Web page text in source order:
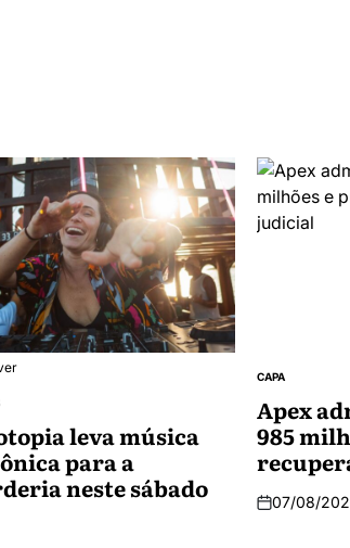
leva música
para a
neste sábado
CAPA
Apex
985
07/08/